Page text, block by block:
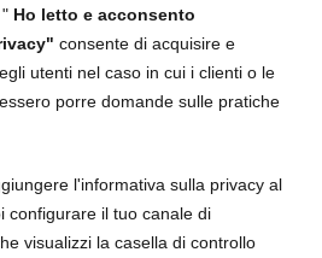
Ho letto e acconsento
consente di acquisire e
utenti nel caso in cui i clienti o le
porre domande sulle pratiche
l'informativa sulla privacy al
configurare il tuo canale di
visualizzi la casella di controllo